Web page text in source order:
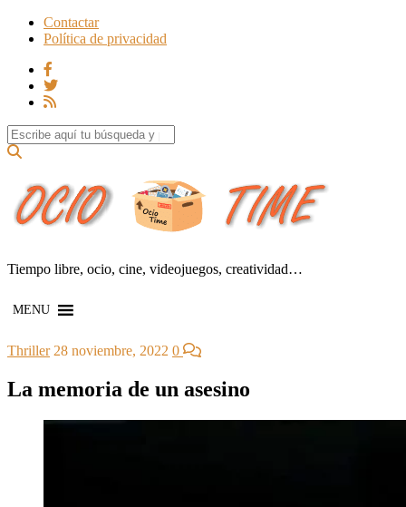
Contactar
Política de privacidad
Search for:
Tiempo libre, ocio, cine, videojuegos, creatividad…
MENU
Thriller 28 noviembre, 2022 0
La memoria de un asesino